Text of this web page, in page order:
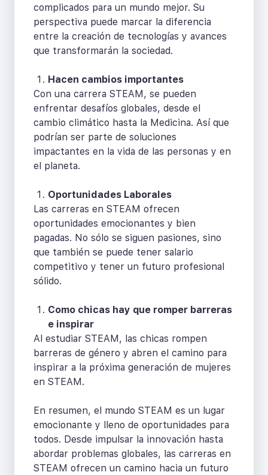
complicados para un mundo mejor. Su
perspectiva puede marcar la diferencia
entre la creación de tecnologías y avances
que transformarán la sociedad.
Hacen cambios importantes
Con una carrera STEAM, se pueden
enfrentar desafíos globales, desde el
cambio climático hasta la Medicina. Así que
podrían ser parte de soluciones
impactantes en la vida de las personas y en
el planeta.
Oportunidades Laborales
Las carreras en STEAM ofrecen
oportunidades emocionantes y bien
pagadas. No sólo se siguen pasiones, sino
que también se puede tener salario
competitivo y tener un futuro profesional
sólido.
Como chicas hay que romper barreras
e inspirar
Al estudiar STEAM, las chicas rompen
barreras de género y abren el camino para
inspirar a la próxima generación de mujeres
en STEAM.
En resumen, el mundo STEAM es un lugar
emocionante y lleno de oportunidades para
todos. Desde impulsar la innovación hasta
abordar problemas globales, las carreras en
STEAM ofrecen un camino hacia un futuro